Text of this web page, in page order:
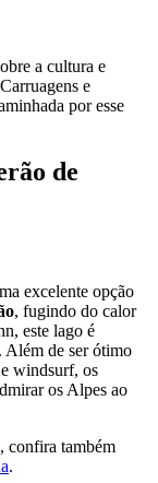
a cultura e
e
por esse
de
excelente opção
, fugindo do calor
este lago é
Além de ser ótimo
windsurf, os
os Alpes ao
confira também
.